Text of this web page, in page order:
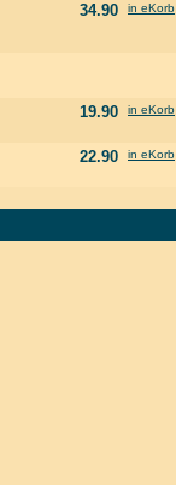
34.90 in eKorb
19.90 in eKorb
22.90 in eKorb